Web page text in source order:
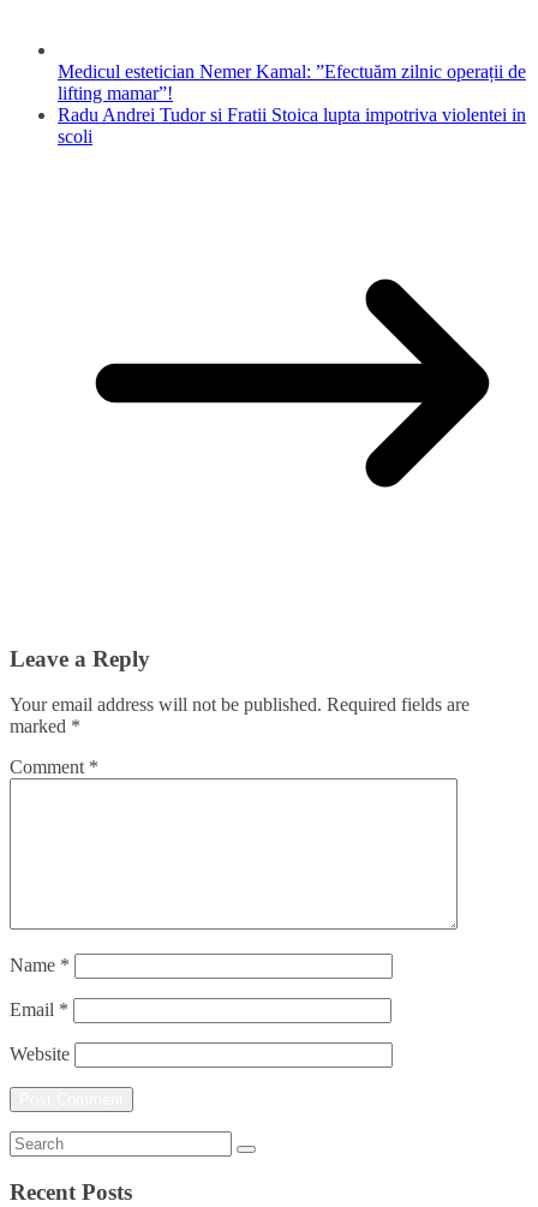
Medicul estetician Nemer Kamal: ”Efectuăm zilnic operații de
lifting mamar”!
Radu Andrei Tudor si Fratii Stoica lupta impotriva violentei in
scoli
Leave a Reply
Your email address will not be published. Required fields are
marked *
Comment *
Name *
Email *
Website
Recent Posts